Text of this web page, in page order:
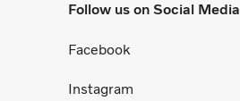
Follow us on Social Media
Facebook
Instagram